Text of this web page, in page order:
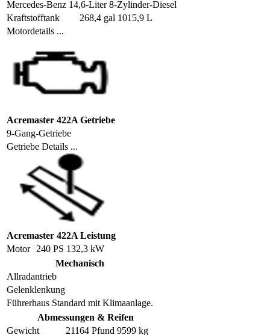
Mercedes-Benz 14,6-Liter 8-Zylinder-Diesel
Kraftstofftank
268,4 gal 1015,9 L
Motordetails ...
Acremaster 422A Getriebe
9-Gang-Getriebe
Getriebe Details ...
Acremaster 422A Leistung
Motor
240 PS 132,3 kW
Mechanisch
Allradantrieb
Gelenklenkung
Führerhaus Standard mit Klimaanlage.
Abmessungen & Reifen
Gewicht
21164 Pfund 9599 kg